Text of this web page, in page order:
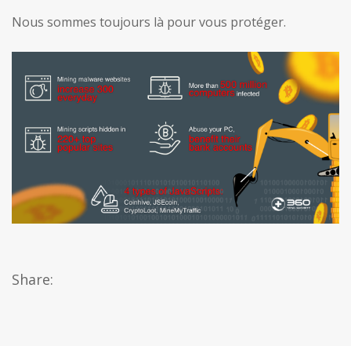
Nous sommes toujours là pour vous protéger.
Share: